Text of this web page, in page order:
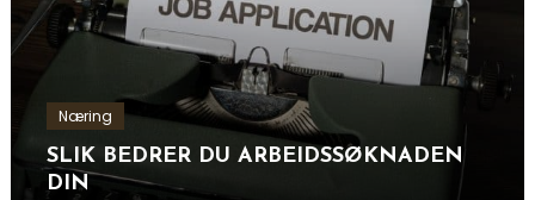
Næring
SLIK BEDRER DU ARBEIDSSØKNADEN
DIN